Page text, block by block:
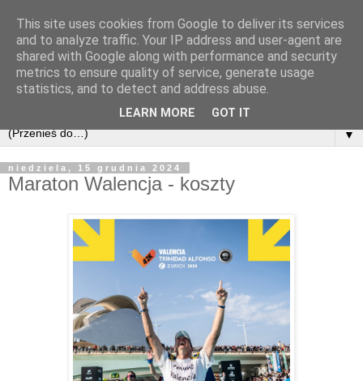
▼
niedziela, 15 grudnia 2024
Maraton Walencja - koszty
This site uses cookies from Google to deliver its services
and to analyze traffic. Your IP address and user-agent are
shared with Google along with performance and security
metrics to ensure quality of service, generate usage
statistics, and to detect and address abuse.
LEARN MORE GOT IT